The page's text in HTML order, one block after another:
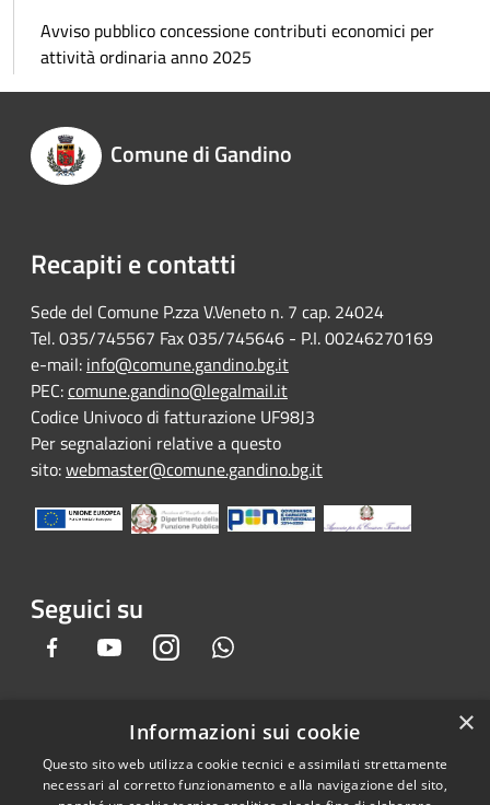
Avviso pubblico concessione contributi economici per
attività ordinaria anno 2025
Comune di Gandino
Recapiti e contatti
Sede del Comune P.zza V.Veneto n. 7 cap. 24024
Tel. 035/745567 Fax 035/745646 - P.I. 00246270169
e-mail: info@comune.gandino.bg.it
PEC:comune.gandino@legalmail.it
Codice Univoco di fatturazione UF98J3
Per segnalazioni relative a questo
sito:webmaster@comune.gandino.bg.it
Seguici su
Facebook YoutubeInstagram
Accessibilità
Gandino • Powered by
×
Informazioni sui cookie
Questo sito web utilizza cookie tecnici e assimilati strettamente
necessari al corretto funzionamento e alla navigazione del sito,